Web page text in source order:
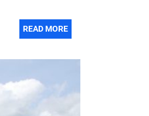
READ MORE